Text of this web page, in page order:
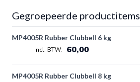
Gegroepeerde productitems
MP4005R Rubber Clubbell 6 kg
60,00
MP4005R Rubber Clubbell 8 kg